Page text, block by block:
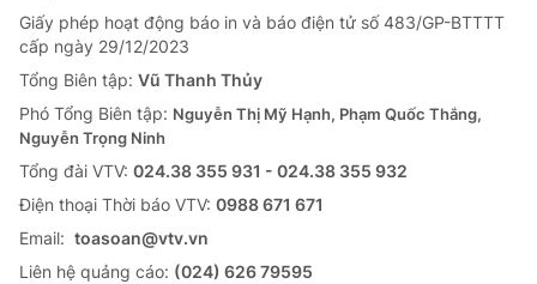
Giấy phép hoạt động báo in và báo điện tử số 483/GP-BTTTT
cấp ngày 29/12/2023
Tổng Biên tập: Vũ Thanh Thủy
Phó Tổng Biên tập: Nguyễn Thị Mỹ Hạnh, Phạm Quốc Thắng,
Nguyễn Trọng Ninh
Tổng đài VTV: 024.38 355 931 - 024.38 355 932
Ðiện thoại Thời báo VTV: 0988 671 671
Email: toasoan@vtv.vn
Liên hệ quảng cáo: (024) 626 79595